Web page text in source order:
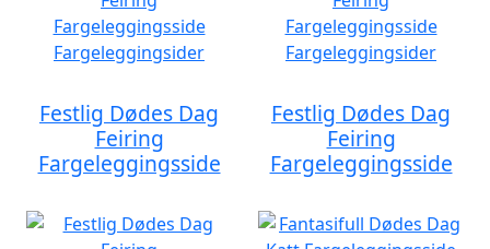
Festlig Dødes Dag
Feiring
Fargeleggingsside
Festlig Dødes Dag
Feiring
Fargeleggingsside